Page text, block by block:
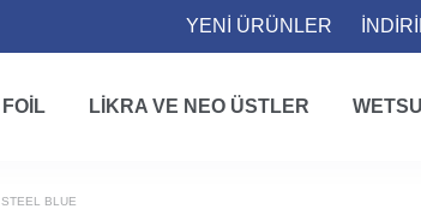
YENİ ÜRÜNLER
LIKRA VE NEO ÜSTLER
BLUE